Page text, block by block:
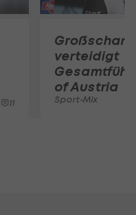
11
verteidigt
of Austria
Sport-Mix